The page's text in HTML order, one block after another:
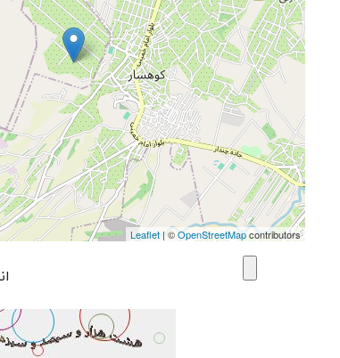
Leaflet| ©OpenStreetMapcontributors